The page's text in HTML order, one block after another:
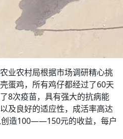
业农村局根据市场调研精心挑
蛋鸡，所有鸡仔都经过了60天
8次疫苗，具有强大的抗病能
及良好的适应性，成活率高达
造100——150元的收益，每户